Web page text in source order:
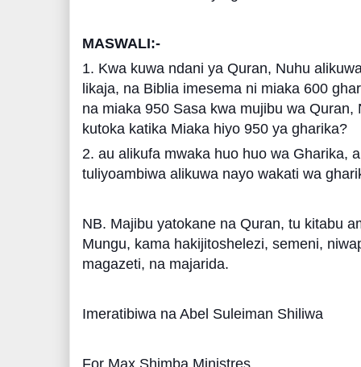
MASWALI:-
1. Kwa kuwa ndani ya Quran, Nuhu
likaja, na Biblia imesema ni miaka 600
na miaka 950 Sasa kwa mujibu wa
kutoka katika Miaka hiyo 950 ya gharika?
2. au alikufa mwaka huo huo wa Gharika,
tuliyoambiwa alikuwa nayo wakati wa
NB. Majibu yatokane na Quran, tu kitabu
Mungu, kama hakijitoshelezi, semeni,
magazeti, na majarida.
Imeratibiwa na Abel Suleiman Shiliwa
For Max Shimba Ministres